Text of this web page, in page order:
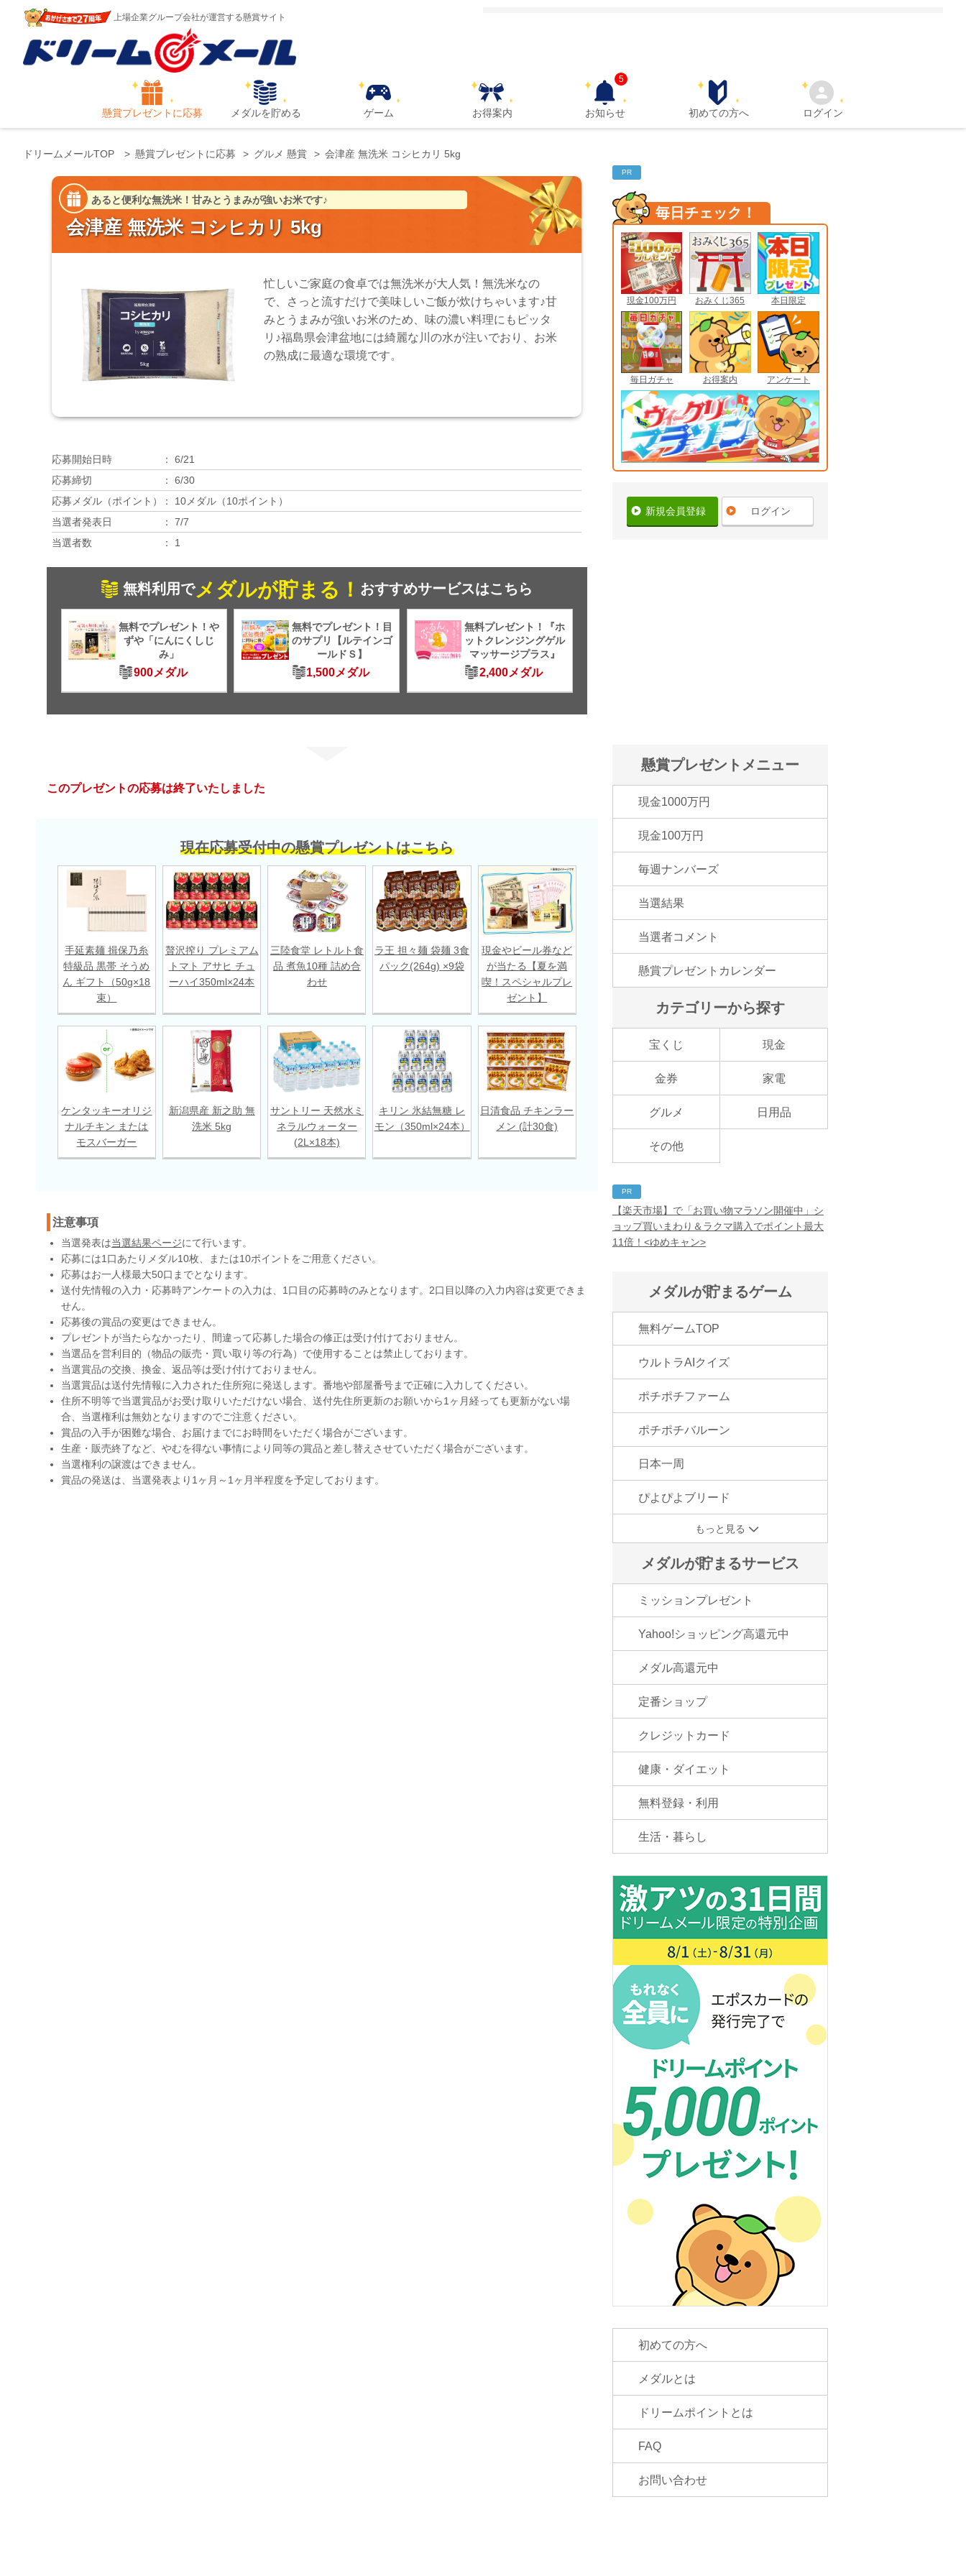
上場企業グループ会社が運営する懸賞サイト
懸賞プレゼントに応募 メダルを貯める ゲーム お得案内 お知らせ
5
初めての方へ ログイン
ドリームメールTOP 懸賞プレゼントに応募 グルメ 懸賞 会津産 無洗米 コシヒカリ 5kg
あると便利な無洗米！甘みとうまみが強いお米です♪
会津産 無洗米 コシヒカリ 5kg
忙しいご家庭の食卓では無洗米が大人気！無洗米なの
で、さっと流すだけで美味しいご飯が炊けちゃいます♪甘
みとうまみが強いお米のため、味の濃い料理にもピッタ
リ♪福島県会津盆地には綺麗な川の水が注いでおり、お米
の熟成に最適な環境です。
応募開始日時
6/21
応募締切
6/30
応募メダル（ポイント）
10メダル（10ポイント）
当選者発表日
7/7
当選者数
1
無料利用でメダルが貯まる！ おすすめサービスはこちら
無料でプレゼント！や
ずや「にんにくしじ
み」
900メダル
無料でプレゼント！目
のサプリ【ルテインゴ
ールドＳ】
1,500メダル
無料プレゼント！『ホ
ットクレンジングゲル
マッサージプラス』
2,400メダル
このプレゼントの応募は終了いたしました
現在応募受付中の懸賞プレゼントはこちら
手延素麺 揖保乃糸
特級品 黒帯 そうめ
ん ギフト（50g×18
束）
贅沢搾り プレミアム
トマト アサヒ チュ
ーハイ350ml×24本
三陸食堂 レトルト食
品 煮魚10種 詰め合
わせ
ラ王 担々麺 袋麺 3食
パック(264g) ×9袋
現金やビール券など
が当たる【夏を満
喫！スペシャルプレ
ゼント】
ケンタッキーオリジ
ナルチキン または
モスバーガー
新潟県産 新之助 無
洗米 5kg
サントリー 天然水ミ
ネラルウォーター
(2L×18本)
キリン 氷結無糖 レ
モン（350ml×24本）
日清食品 チキンラー
メン (計30食)
注意事項
当選発表は当選結果ページにて行います。
応募には1口あたりメダル10枚、または10ポイントをご用意ください。
応募はお一人様最大50口までとなります。
送付先情報の入力・応募時アンケートの入力は、1口目の応募時のみとなります。2口目以降の入力内容は変更できま
せん。
応募後の賞品の変更はできません。
プレゼントが当たらなかったり、間違って応募した場合の修正は受け付けておりません。
当選品を営利目的（物品の販売・買い取り等の行為）で使用することは禁止しております。
当選賞品の交換、換金、返品等は受け付けておりません。
当選賞品は送付先情報に入力された住所宛に発送します。番地や部屋番号まで正確に入力してください。
住所不明等で当選賞品がお受け取りいただけない場合、送付先住所更新のお願いから1ヶ月経っても更新がない場
合、当選権利は無効となりますのでご注意ください。
賞品の入手が困難な場合、お届けまでにお時間をいただく場合がございます。
生産・販売終了など、やむを得ない事情により同等の賞品と差し替えさせていただく場合がございます。
当選権利の譲渡はできません。
賞品の発送は、当選発表より1ヶ月～1ヶ月半程度を予定しております。
PR
毎日チェック！
現金100万円 おみくじ365 本日限定
毎日ガチャ お得案内 アンケート
新規会員登録 ログイン
懸賞プレゼントメニュー
現金1000万円
現金100万円
毎週ナンバーズ
当選結果
当選者コメント
懸賞プレゼントカレンダー
カテゴリーから探す
宝くじ 現金
金券 家電
グルメ 日用品
その他
PR
【楽天市場】で「お買い物マラソン開催中」シ
ョップ買いまわり＆ラクマ購入でポイント最大
11倍！<ゆめキャン>
メダルが貯まるゲーム
無料ゲームTOP
ウルトラAIクイズ
ポチポチファーム
ポチポチバルーン
日本一周
ぴよぴよブリード
もっと見る
メダルが貯まるサービス
ミッションプレゼント
Yahoo!ショッピング高還元中
メダル高還元中
定番ショップ
クレジットカード
健康・ダイエット
無料登録・利用
生活・暮らし
初めての方へ
メダルとは
ドリームポイントとは
FAQ
お問い合わせ